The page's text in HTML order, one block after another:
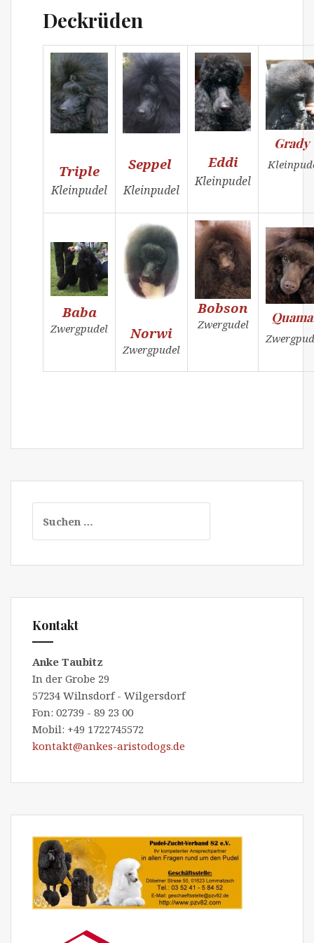
Deckrüden
Triple
Kleinpudel
Seppel
Kleinpudel
Eddi
Kleinpudel
Grady
Baba
Zwergpudel Norwi
Zwergpudel
Bobson
Zwergudel
nach:
Kontakt
Anke Taubitz
In der Grobe 29
57234 Wilnsdorf - Wilgersdorf
Fon: 02739 - 89 23 00
Mobil: +49 1722745572
kontakt@ankes-aristodogs.de